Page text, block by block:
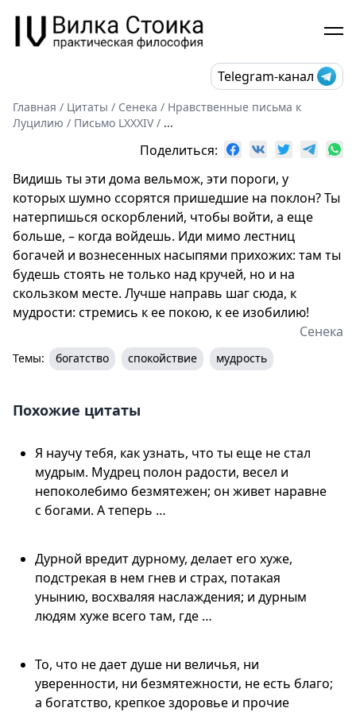
Telegram-канал
Главная / Цитаты / Сенека / Нравственные письма к
Луцилию / Письмо LXXXIV/ ...
Поделиться:
Видишь ты эти дома вельмож, эти пороги, у
которых шумно ссорятся пришедшие на поклон? Ты
натерпишься оскорблений, чтобы войти, а еще
больше, – когда войдешь. Иди мимо лестниц
богачей и вознесенных насыпями прихожих: там ты
будешь стоять не только над кручей, но и на
скользком месте. Лучше направь шаг сюда, к
мудрости: стремись к ее покою, к ее изобилию!
Сенека
Темы: богатство спокойствие мудрость
Похожие цитаты
Я научу тебя, как узнать, что ты еще не стал
мудрым. Мудрец полон радости, весел и
непоколебимо безмятежен; он живет наравне
с богами. А теперь …
Дурной вредит дурному, делает его хуже,
подстрекая в нем гнев и страх, потакая
унынию, восхваляя наслаждения; и дурным
людям хуже всего там, где …
То, что не дает душе ни величья, ни
уверенности, ни безмятежности, не есть благо;
а богатство, крепкое здоровье и прочие